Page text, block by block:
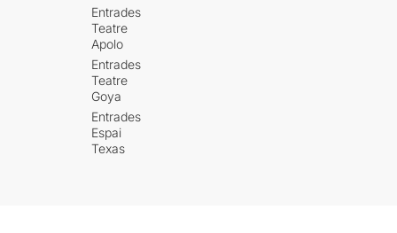
Entrades
Teatre
Apolo
Entrades
Teatre
Goya
Entrades
Espai
Texas